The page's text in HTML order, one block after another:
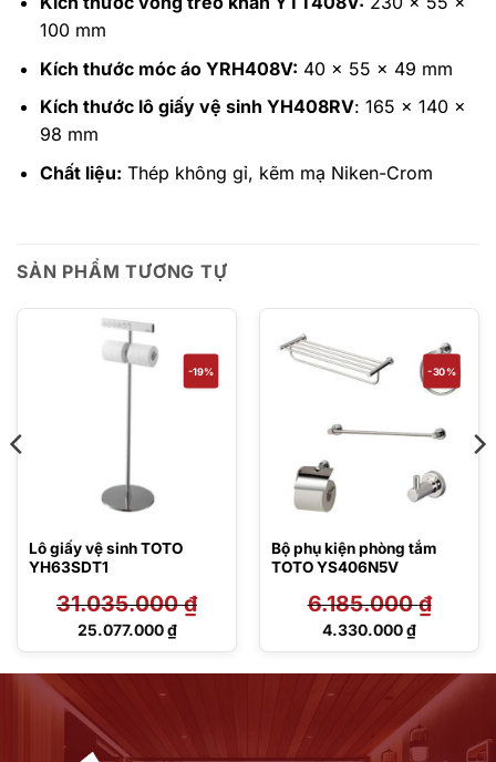
100 mm
Kích thước móc áo YRH408V: 40 x 55 x 49 mm
Kích thước lô giấy vệ sinh YH408RV: 165 x 140 x
98 mm
Chất liệu: Thép không gỉ, kẽm mạ Niken-Crom
SẢN PHẨM TƯƠNG TỰ
-19%
Lô giấy vệ sinh TOTO
YH63SDT1
31.035.000₫
Giá
25.077.000₫
Giá
-30%
Bộ phụ kiện phòng tắm
TOTO YS406N5V
6.185.000₫
Giá
6.185.000 ₫.
4.330.000₫
Giá
4.330.000 ₫.